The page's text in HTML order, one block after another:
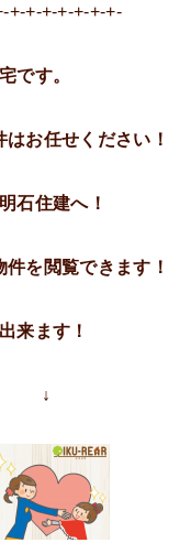
+-+-+-+-+-+-+-
です。
お任せください！
石住建へ！
を閲覧できます！
来ます！